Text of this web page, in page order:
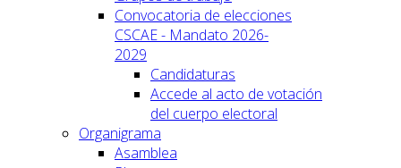
Convocatoria de elecciones
CSCAE - Mandato 2026-
2029
Candidaturas
Accede al acto de votación
del cuerpo electoral
Organigrama
Asamblea